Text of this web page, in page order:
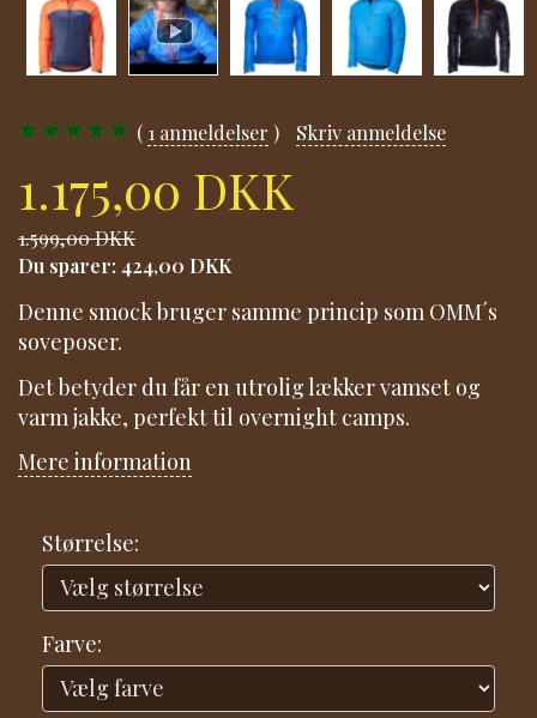
1 anmeldelser Skriv anmeldelse
1.175,00 DKK
1.599,00 DKK
Du sparer: 424,00 DKK
Denne smock bruger samme princip som OMM´s
soveposer.
Det betyder du får en utrolig lækker vamset og
varm jakke, perfekt til overnight camps.
Mere information
Størrelse:
Farve: